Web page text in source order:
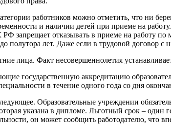
работников можно отметить, что ни
и наличии детей при приеме на
запрещает отказывать в приеме на работу
полутора лет. Даже если в трудовой договор
лица. Факт несовершеннолетия
государственную аккредитацию
в течение одного года со дня
Образовательные учреждении
указана в дипломе. Льготный срок –
он может сообщить работодателю, что